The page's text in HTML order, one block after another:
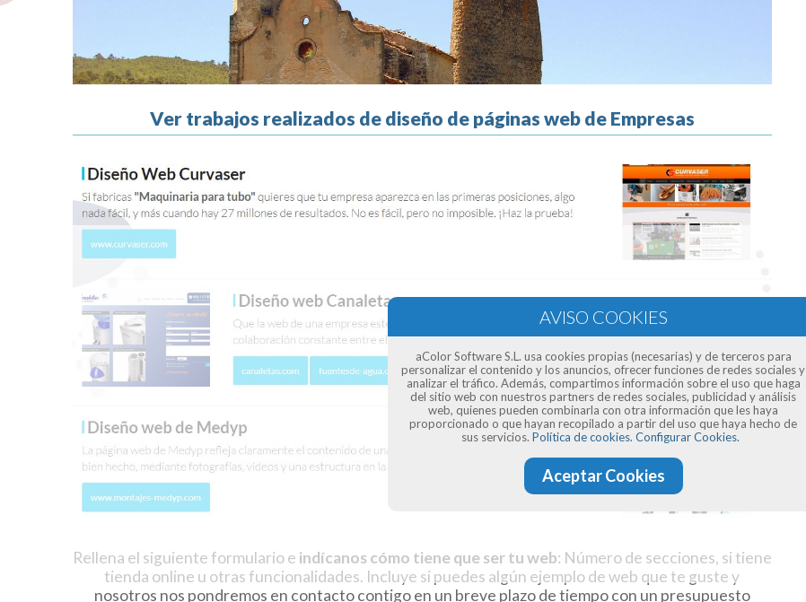
Ver trabajos realizados de diseño de páginas web de Empresas
Rellena el siguiente formulario e indícanos cómo tiene que ser tu web: Número de secciones, si tiene
tienda online u otras funcionalidades. Incluye si puedes algún ejemplo de web que te guste y
nosotros nos pondremos en contacto contigo en un breve plazo de tiempo con un presupuesto
aColor Software S.L. usa cookies propias (necesarias) y de terceros para
personalizar el contenido y los anuncios, ofrecer funciones de redes sociales y
analizar el tráfico. Además, compartimos información sobre el uso que haga
del sitio web con nuestros partners de redes sociales, publicidad y análisis
web, quienes pueden combinarla con otra información que les haya
proporcionado o que hayan recopilado a partir del uso que haya hecho de
sus servicios. Política de cookies. Configurar Cookies.
Aceptar Cookies